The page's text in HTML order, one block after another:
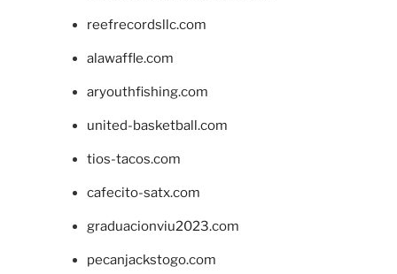
reefrecordsllc.com
alawaffle.com
aryouthfishing.com
united-basketball.com
tios-tacos.com
cafecito-satx.com
graduacionviu2023.com
pecanjackstogo.com